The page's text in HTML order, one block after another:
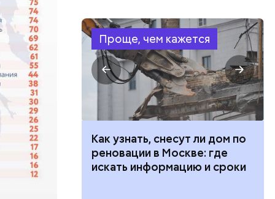
Проще, чем кажется
тысяч
при
кто может
нужны
Как узнать, снесут ли дом по
реновации в Москве: где
искать информацию и сроки